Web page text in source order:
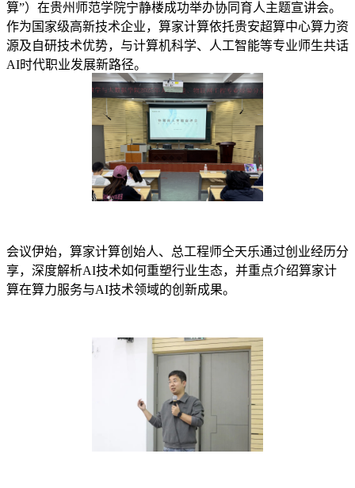
算”）在贵州师范学院宁静楼成功举办协同育人主题宣讲会。
作为国家级高新技术企业，算家计算依托贵安超算中心算力资
源及自研技术优势，与计算机科学、人工智能等专业师生共话
AI时代职业发展新路径。
会议伊始，算家计算创始人、总工程师仝天乐通过创业经历分
享，深度解析AI技术如何重塑行业生态，并重点介绍算家计
算在算力服务与AI技术领域的创新成果。